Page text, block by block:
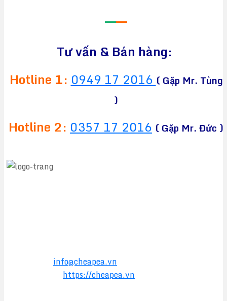
——
Tư vấn & Bán hàng:
Hotline 1: 0949 17 2016 ( Gặp Mr. Tùng
)
Hotline 2: 0357 17 2016 ( Gặp Mr. Đức )
info@cheapea.vn
https://cheapea.vn